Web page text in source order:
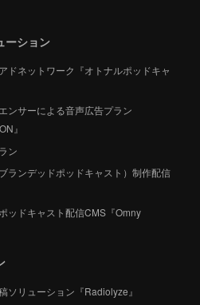
ーション
ドネットワーク『オトナルポッドキャ
ンサーによる音声広告プラン
』
ン
ランデッドポッドキャスト）制作配信
ッドキャスト配信CMS『Omny
ソリューション『Radiolyze』